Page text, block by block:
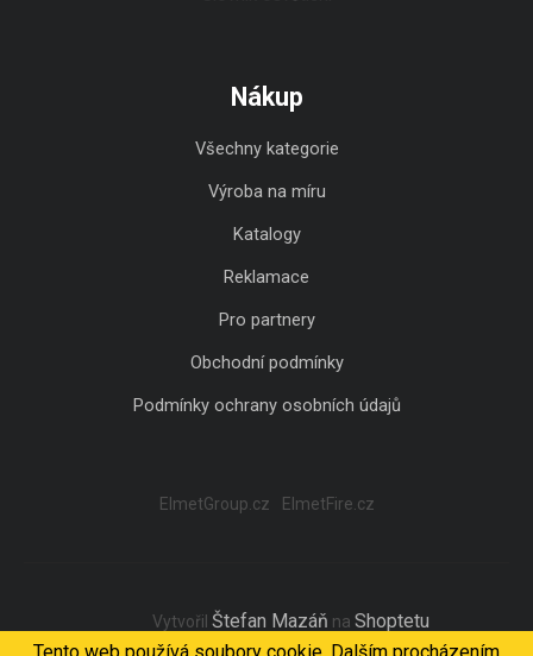
Tento web používá soubory cookie. Dalším procházením
Nákup
Všechny kategorie
Výroba na míru
Katalogy
Reklamace
Pro partnery
Obchodní podmínky
Podmínky ochrany osobních údajů
ElmetGroup.cz ElmetFire.cz
Vytvořil Štefan Mazáň na Shoptetu